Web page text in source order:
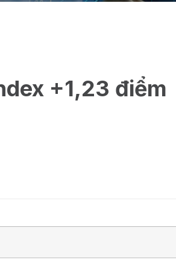
+1,23 điểm